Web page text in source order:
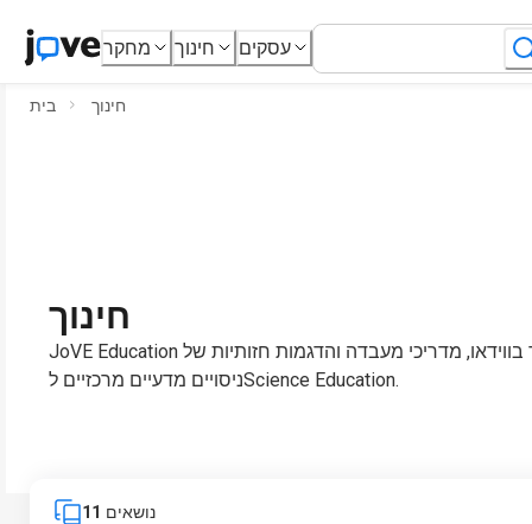
מחקר חינוך עסקים
בית חינוך
חינוך
JoVE Education מספקת ספרי לימוד בווידאו, מדריכי מעבדה והדגמות חזותיות של
ניסויים מדעיים מרכזיים לScience Education.
11 נושאים